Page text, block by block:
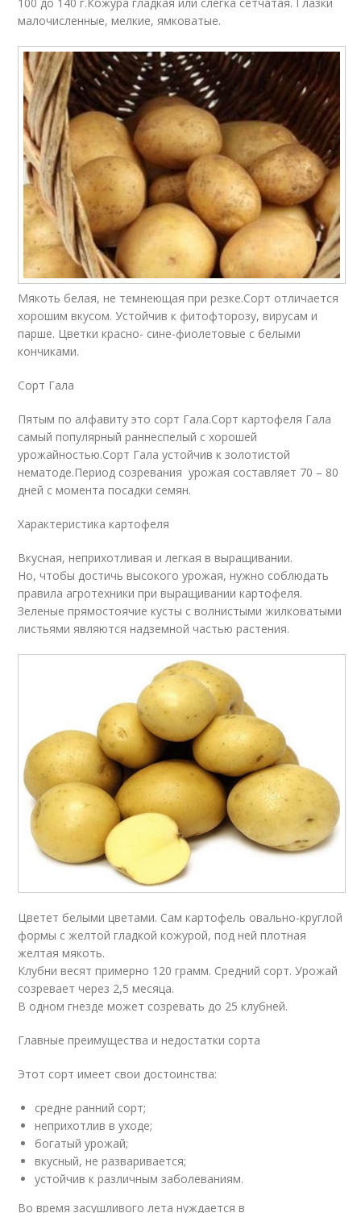
малочисленные, мелкие, ямковатые.
Мякоть белая, не темнеющая при резке.Сорт отличается
хорошим вкусом. Устойчив к фитофторозу, вирусам и
парше. Цветки красно- сине-фиолетовые с белыми
кончиками.
Сорт Гала
Пятым по алфавиту это сорт Гала.Сорт картофеля Гала
самый популярный раннеспелый с хорошей
урожайностью.Сорт Гала устойчив к золотистой
нематоде.Период созревания урожая составляет 70 – 80
дней с момента посадки семян.
Характеристика картофеля
Вкусная, неприхотливая и легкая в выращивании.
Но, чтобы достичь высокого урожая, нужно соблюдать
правила агротехники при выращивании картофеля.
Зеленые прямостоячие кусты с волнистыми жилковатыми
листьями являются надземной частью растения.
Цветет белыми цветами. Сам картофель овально-круглой
формы с желтой гладкой кожурой, под ней плотная
желтая мякоть.
Клубни весят примерно 120 грамм. Средний сорт. Урожай
созревает через 2,5 месяца.
В одном гнезде может созревать до 25 клубней.
Главные преимущества и недостатки сорта
Этот сорт имеет свои достоинства:
средне ранний сорт;
неприхотлив в уходе;
богатый урожай;
вкусный, не разваривается;
устойчив к различным заболеваниям.
Во время засушливого лета нуждается в